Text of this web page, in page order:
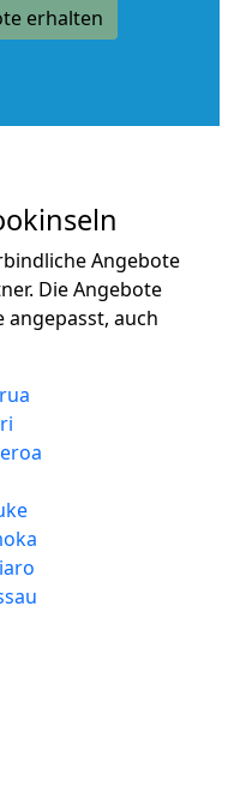
erhalten
Angebote
Die Angebote
auch